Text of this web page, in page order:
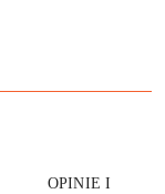
OPINIE I